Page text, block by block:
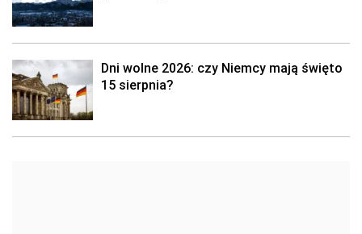
Dni wolne 2026: czy Niemcy mają święto
15 sierpnia?